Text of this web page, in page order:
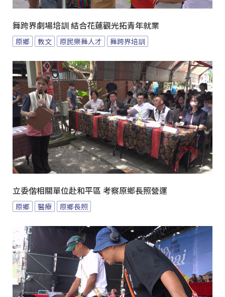
舞跨界劇場培訓 結合花蓮觀光拓青年就業
原鄉 教文 原民樂舞人才 舞跨界培訓
立委偕相關單位赴和平區 考察原鄉長照營運
原鄉 醫療 原鄉長照